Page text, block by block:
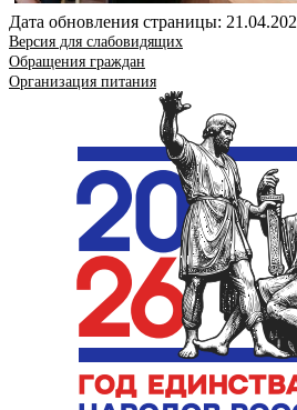
Дата обновления страницы:
Версия для слабовидящих
Обращения граждан
Организация питания